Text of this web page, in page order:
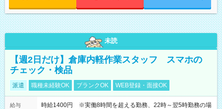
未読
【週2日だけ】倉庫内軽作業スタッフ スマホの
チェック・検品
派遣 職種未経験OK ブランクOK WEB登録・面接OK
給与
時給1400円 ※実働8時間を超える勤務、22時～翌5時勤務の場